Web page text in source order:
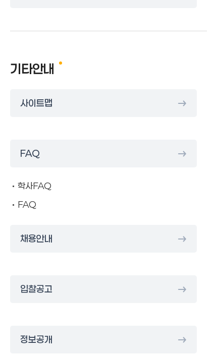
기타안내
사이트맵
FAQ
학사FAQ
FAQ
채용안내
입찰공고
정보공개